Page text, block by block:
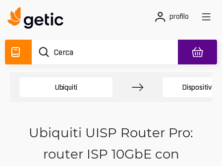
profilo
Ubiquiti Dispositivi
Ubiquiti UISP Router Pro:
router ISP 10GbE con